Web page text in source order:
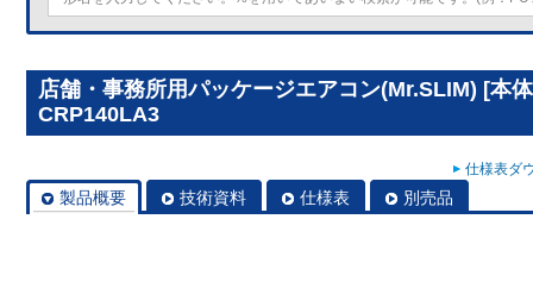
店舗・事務所用パッケージエアコン(Mr.SLIM) [本
CRP140LA3
仕様表ダ
製品概要 技術資料 仕様表 別売品